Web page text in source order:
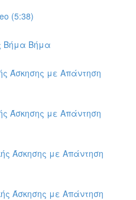
(5:38)
Βήμα Βήμα
Άσκησης με Απάντηση
Άσκησης με Απάντηση
Άσκησης με Απάντηση
Άσκησης με Απάντηση